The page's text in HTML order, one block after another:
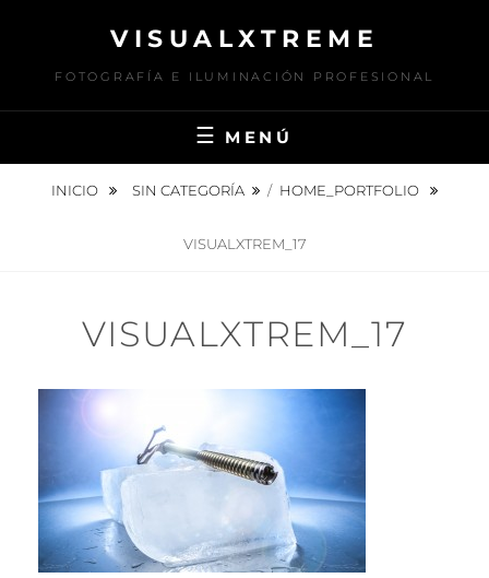
contenido
VISUALXTREME
FOTOGRAFÍA E ILUMINACIÓN PROFESIONAL
MENÚ
INICIO SIN CATEGORÍA / HOME_PORTFOLIO
VISUALXTREM_17
VISUALXTREM_17